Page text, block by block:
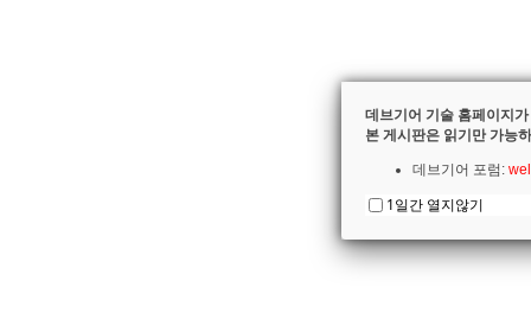
데브기어 기술 홈페이지
본 게시판은 읽기만 가능
데브기어 포럼:
1일간 열지않기